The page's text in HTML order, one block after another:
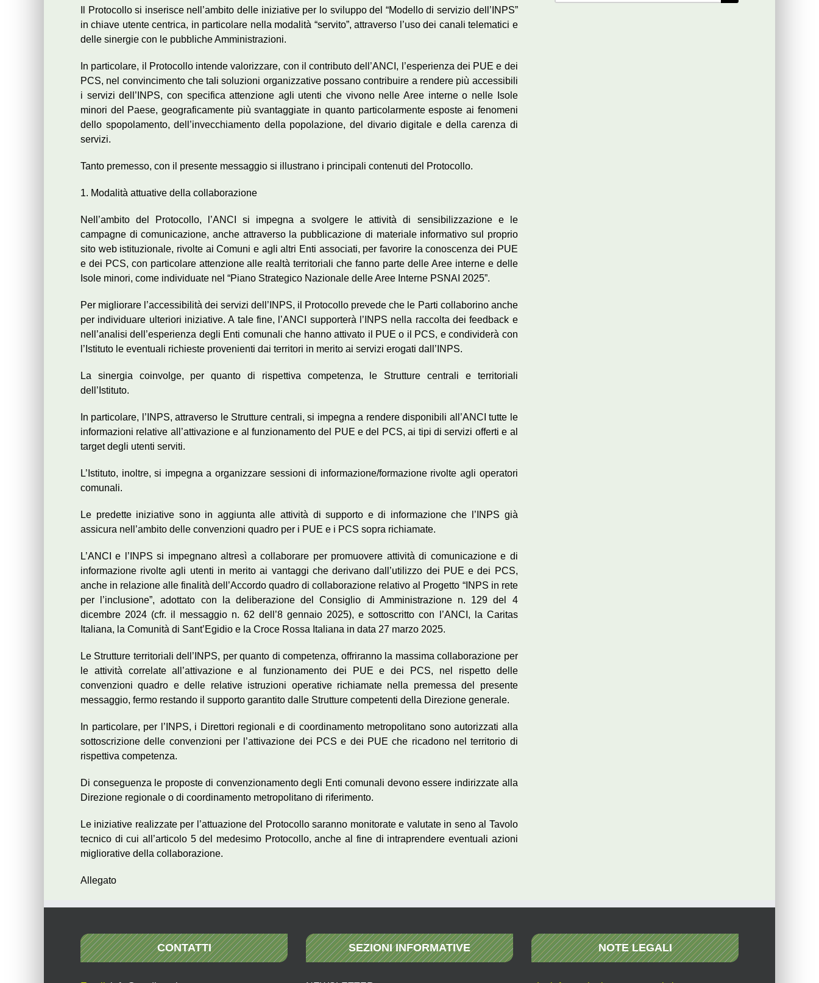
Il Protocollo si inserisce nell’ambito delle iniziative per lo sviluppo del “Modello di servizio dell’INPS”
in chiave utente centrica, in particolare nella modalità “servito”, attraverso l’uso dei canali telematici e
delle sinergie con le pubbliche Amministrazioni.
In particolare, il Protocollo intende valorizzare, con il contributo dell’ANCI, l’esperienza dei PUE e dei
PCS, nel convincimento che tali soluzioni organizzative possano contribuire a rendere più accessibili
i servizi dell’INPS, con specifica attenzione agli utenti che vivono nelle Aree interne o nelle Isole
minori del Paese, geograficamente più svantaggiate in quanto particolarmente esposte ai fenomeni
dello spopolamento, dell’invecchiamento della popolazione, del divario digitale e della carenza di
servizi.
Tanto premesso, con il presente messaggio si illustrano i principali contenuti del Protocollo.
1. Modalità attuative della collaborazione
Nell’ambito del Protocollo, l’ANCI si impegna a svolgere le attività di sensibilizzazione e le
campagne di comunicazione, anche attraverso la pubblicazione di materiale informativo sul proprio
sito web istituzionale, rivolte ai Comuni e agli altri Enti associati, per favorire la conoscenza dei PUE
e dei PCS, con particolare attenzione alle realtà territoriali che fanno parte delle Aree interne e delle
Isole minori, come individuate nel “Piano Strategico Nazionale delle Aree Interne PSNAI 2025”.
Per migliorare l’accessibilità dei servizi dell’INPS, il Protocollo prevede che le Parti collaborino anche
per individuare ulteriori iniziative. A tale fine, l’ANCI supporterà l’INPS nella raccolta dei feedback e
nell’analisi dell’esperienza degli Enti comunali che hanno attivato il PUE o il PCS, e condividerà con
l’Istituto le eventuali richieste provenienti dai territori in merito ai servizi erogati dall’INPS.
La sinergia coinvolge, per quanto di rispettiva competenza, le Strutture centrali e territoriali
dell’Istituto.
In particolare, l’INPS, attraverso le Strutture centrali, si impegna a rendere disponibili all’ANCI tutte le
informazioni relative all’attivazione e al funzionamento del PUE e del PCS, ai tipi di servizi offerti e al
target degli utenti serviti.
L’Istituto, inoltre, si impegna a organizzare sessioni di informazione/formazione rivolte agli operatori
comunali.
Le predette iniziative sono in aggiunta alle attività di supporto e di informazione che l’INPS già
assicura nell’ambito delle convenzioni quadro per i PUE e i PCS sopra richiamate.
L’ANCI e l’INPS si impegnano altresì a collaborare per promuovere attività di comunicazione e di
informazione rivolte agli utenti in merito ai vantaggi che derivano dall’utilizzo dei PUE e dei PCS,
anche in relazione alle finalità dell’Accordo quadro di collaborazione relativo al Progetto “INPS in rete
per l’inclusione”, adottato con la deliberazione del Consiglio di Amministrazione n. 129 del 4
dicembre 2024 (cfr. il messaggio n. 62 dell’8 gennaio 2025), e sottoscritto con l’ANCI, la Caritas
Italiana, la Comunità di Sant’Egidio e la Croce Rossa Italiana in data 27 marzo 2025.
Le Strutture territoriali dell’INPS, per quanto di competenza, offriranno la massima collaborazione per
le attività correlate all’attivazione e al funzionamento dei PUE e dei PCS, nel rispetto delle
convenzioni quadro e delle relative istruzioni operative richiamate nella premessa del presente
messaggio, fermo restando il supporto garantito dalle Strutture competenti della Direzione generale.
In particolare, per l’INPS, i Direttori regionali e di coordinamento metropolitano sono autorizzati alla
sottoscrizione delle convenzioni per l’attivazione dei PCS e dei PUE che ricadono nel territorio di
rispettiva competenza.
Di conseguenza le proposte di convenzionamento degli Enti comunali devono essere indirizzate alla
Direzione regionale o di coordinamento metropolitano di riferimento.
Le iniziative realizzate per l’attuazione del Protocollo saranno monitorate e valutate in seno al Tavolo
tecnico di cui all’articolo 5 del medesimo Protocollo, anche al fine di intraprendere eventuali azioni
migliorative della collaborazione.
Allegato
per:
CONTATTI SEZIONI INFORMATIVE NOTE LEGALI